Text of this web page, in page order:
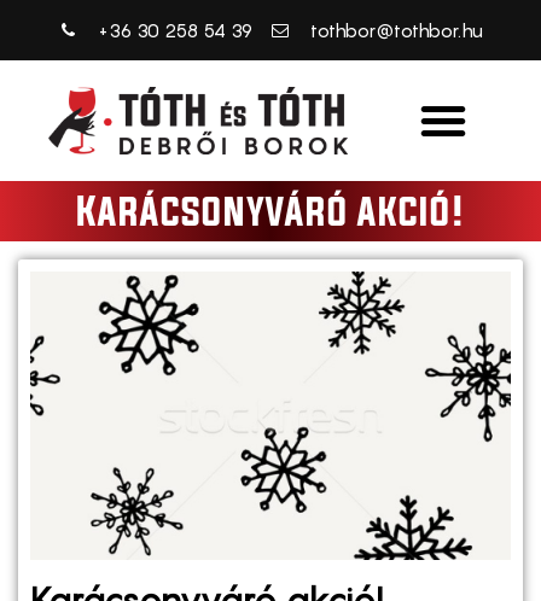
+36 30 258 54 39 tothbor@tothbor.hu
Karácsonyváró akció!